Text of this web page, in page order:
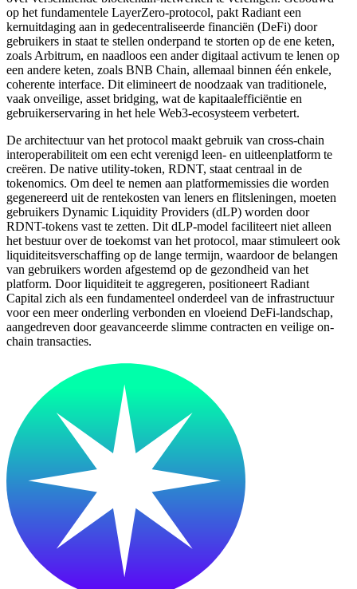
op het fundamentele LayerZero-protocol, pakt Radiant een
kernuitdaging aan in gedecentraliseerde financiën (DeFi) door
gebruikers in staat te stellen onderpand te storten op de ene keten,
zoals Arbitrum, en naadloos een ander digitaal activum te lenen op
een andere keten, zoals BNB Chain, allemaal binnen één enkele,
coherente interface. Dit elimineert de noodzaak van traditionele,
vaak onveilige, asset bridging, wat de kapitaalefficiëntie en
gebruikerservaring in het hele Web3-ecosysteem verbetert.
De architectuur van het protocol maakt gebruik van cross-chain
interoperabiliteit om een echt verenigd leen- en uitleenplatform te
creëren. De native utility-token, RDNT, staat centraal in de
tokenomics. Om deel te nemen aan platformemissies die worden
gegenereerd uit de rentekosten van leners en flitsleningen, moeten
gebruikers Dynamic Liquidity Providers (dLP) worden door
RDNT-tokens vast te zetten. Dit dLP-model faciliteert niet alleen
het bestuur over de toekomst van het protocol, maar stimuleert ook
liquiditeitsverschaffing op de lange termijn, waardoor de belangen
van gebruikers worden afgestemd op de gezondheid van het
platform. Door liquiditeit te aggregeren, positioneert Radiant
Capital zich als een fundamenteel onderdeel van de infrastructuur
voor een meer onderling verbonden en vloeiend DeFi-landschap,
aangedreven door geavanceerde slimme contracten en veilige on-
chain transacties.